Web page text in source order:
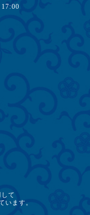
て
います。